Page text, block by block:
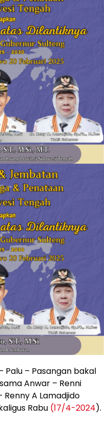
Palu – Pasangan bakal
Anwar – Renni
A Lamadjido
Rabu (17/4-2024).